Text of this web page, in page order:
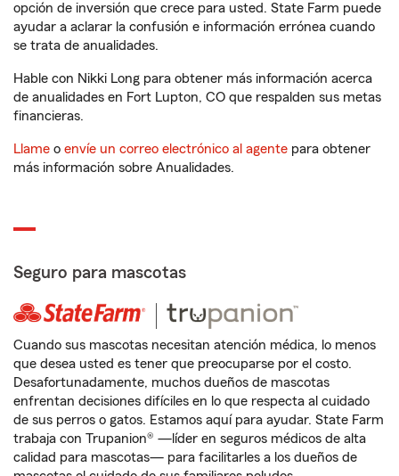
opción de inversión que crece para usted. State Farm puede
ayudar a aclarar la confusión e información errónea cuando
se trata de anualidades.
Hable con Nikki Long para obtener más información acerca
de anualidades en Fort Lupton, CO que respalden sus metas
financieras.
Llame o envíe un correo electrónico al agente para obtener
más información sobre Anualidades.
Seguro para mascotas
Cuando sus mascotas necesitan atención médica, lo menos
que desea usted es tener que preocuparse por el costo.
Desafortunadamente, muchos dueños de mascotas
enfrentan decisiones difíciles en lo que respecta al cuidado
de sus perros o gatos. Estamos aquí para ayudar. State Farm
trabaja con Trupanion® —líder en seguros médicos de alta
calidad para mascotas— para facilitarles a los dueños de